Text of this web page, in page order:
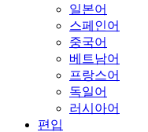
일본어
스페인어
중국어
베트남어
프랑스어
독일어
러시아어
편입